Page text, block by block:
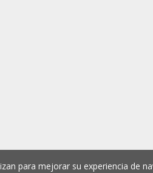
para mejorar su experiencia de